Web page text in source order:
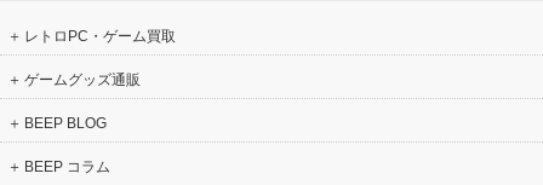
レトロPC・ゲーム買取
ゲームグッズ通販
BEEP BLOG
BEEP コラム